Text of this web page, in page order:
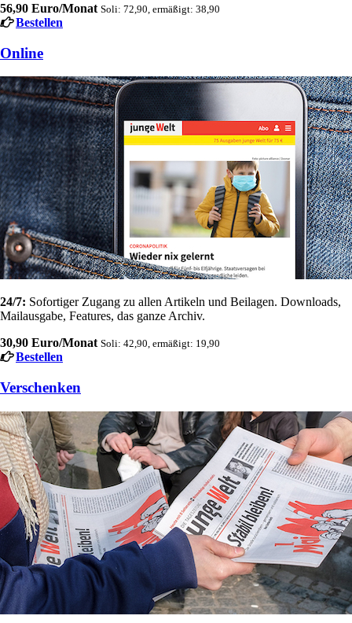
56,90 Euro/Monat Soli: 72,90, ermäßigt: 38,90
Bestellen
Online
24/7: Sofortiger Zugang zu allen Artikeln und Beilagen. Downloads,
Mailausgabe, Features, das ganze Archiv.
30,90 Euro/Monat Soli: 42,90, ermäßigt: 19,90
Bestellen
Verschenken